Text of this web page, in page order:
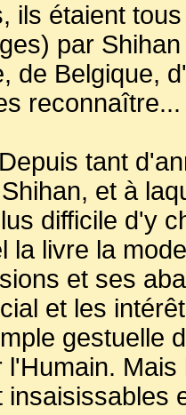
ils étaient
par
de Belgique,
reconnaître...
tant
et à
difficile d'y
la livre la
et ses
et les
gestuelle
l'Humain.